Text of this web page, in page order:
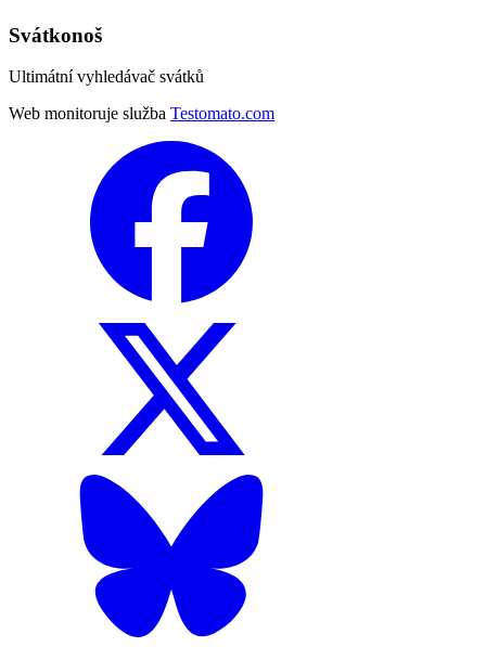
Svátkonoš
Ultimátní vyhledávač svátků
Web monitoruje služba Testomato.com